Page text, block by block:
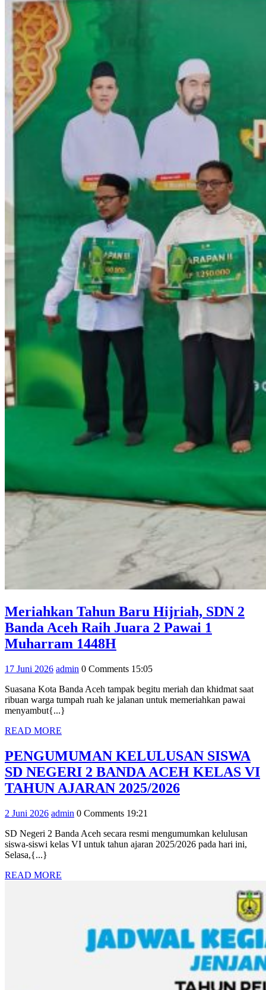
Meriahkan Tahun Baru Hijriah, SDN 2
Banda Aceh Raih Juara 2 Pawai 1
Muharram 1448HMeriahkan
Baru
Hijriah,
SDN
Aceh
Raih
Juara
Pawai
1
Muharram
17 Juni 202617
2026
admin admin
0 Comments 15:05
Suasana Kota Banda Aceh tampak begitu meriah dan khidmat saat
ribuan warga tumpah ruah ke jalanan untuk memeriahkan pawai
menyambut{...}
READ MORE
PENGUMUMAN KELULUSAN SISWA
SD NEGERI 2 BANDA ACEH KELAS VI
TAHUN AJARAN 2025/2026
SD
NEGERI
VI
TAHUN
AJARAN
2025/2026
2 Juni 20262
2026
admin admin
0 Comments 19:21
SD Negeri 2 Banda Aceh secara resmi mengumumkan kelulusan
siswa-siswi kelas VI untuk tahun ajaran 2025/2026 pada hari ini,
Selasa,{...}
READ MORE